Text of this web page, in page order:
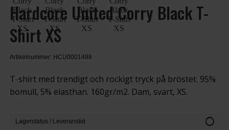
Hardcore United Corry Black T-
Shirt XS
Artikelnummer: HCU0001488
T-shirt med trendigt och rockigt tryck på bröstet. 95%
bomull, 5% elasthan. 160gr/m2. Dam, svart, XS.
Lagerstatus / Leveranstid info